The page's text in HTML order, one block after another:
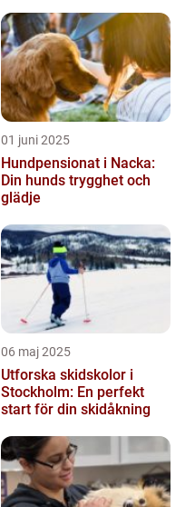
01 juni 2025
Hundpensionat i Nacka:
Din hunds trygghet och
glädje
06 maj 2025
Utforska skidskolor i
Stockholm: En perfekt
start för din skidåkning